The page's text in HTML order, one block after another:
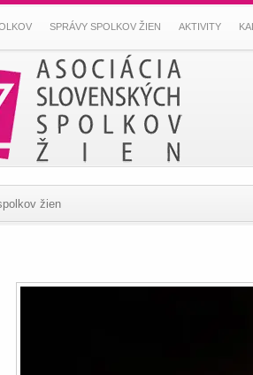
SPRÁVY SPOLKOV ŽIEN AKTIVITY
žien